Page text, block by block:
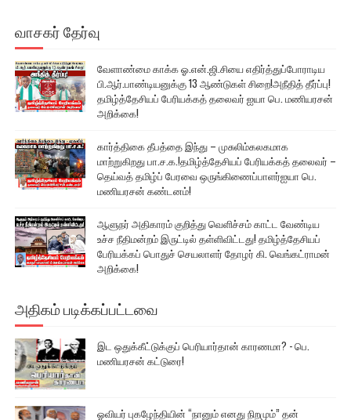
வாசகர் தேர்வு
வேளாண்மை காக்க ஓ.என்.ஜி.சியை எதிர்த்துப்போராடிய
பி.ஆர்.பாண்டியனுக்கு 13 ஆண்டுகள் சிறை!அநீதித் தீர்ப்பு!
தமிழ்த்தேசியப் பேரியக்கத் தலைவர் ஐயா பெ. மணியரசன்
அறிக்கை!
கார்த்திகை தீபத்தை இந்து – முசுலிம்கலகமாக
மாற்றுகிறது பா.ச.க.!தமிழ்த்தேசியப் பேரியக்கத் தலைவர் –
தெய்வத் தமிழ்ப் பேரவை ஒருங்கிணைப்பாளர்ஐயா பெ.
மணியரசன் கண்டனம்!
ஆளுநர் அதிகாரம் குறித்து வெளிச்சம் காட்ட வேண்டிய
உச்ச நீதிமன்றம் இருட்டில் தள்ளிவிட்டது! தமிழ்த்தேசியப்
பேரியக்கப் பொதுச் செயலாளர் தோழர் கி. வெங்கட்ராமன்
அறிக்கை!
அதிகம் படிக்கப்பட்டவை
இட ஒதுக்கீட்டுக்குப் பெரியார்தான் காரணமா? - பெ.
மணியரசன் கட்டுரை!
ஓவியர் புகழேந்தியின் “நானும் எனது நிறமும்” தன்